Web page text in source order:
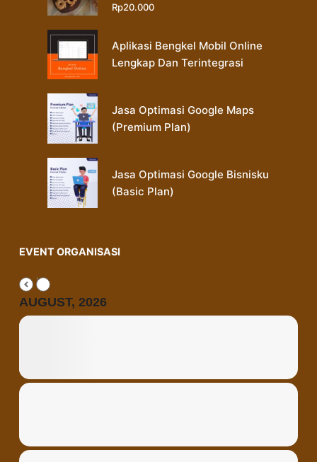
Rp20.000
Aplikasi Bengkel Mobil Online
Lengkap Dan Terintegrasi
Jasa Optimasi Google Maps
(Premium Plan)
Jasa Optimasi Google Bisnisku
(Basic Plan)
EVENT ORGANISASI
AUGUST, 2026